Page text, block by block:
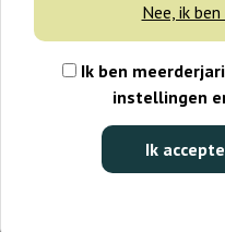
Nee, ik
Ik ben
instellingen
Ik